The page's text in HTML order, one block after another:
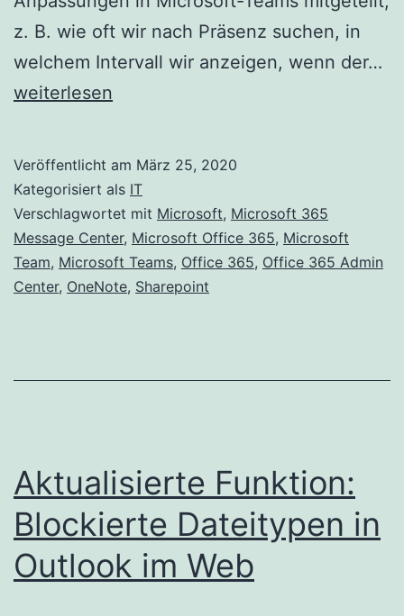
z. B. wie oft wir nach Präsenz suchen, in
welchem Intervall wir anzeigen, wenn der…
weiterlesen
Veröffentlicht am März 25, 2020
Kategorisiert als IT
Verschlagwortet mit Microsoft, Microsoft 365
Message Center, Microsoft Office 365, Microsoft
Team, Microsoft Teams, Office 365, Office 365 Admin
Center, OneNote, Sharepoint
Aktualisierte Funktion:
Blockierte Dateitypen in
Outlook im Web